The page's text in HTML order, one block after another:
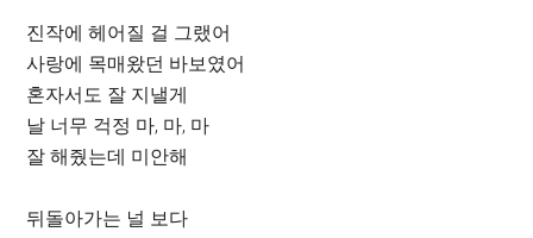
진작에 헤어질 걸 그랬어
사랑에 목매왔던 바보였어
혼자서도 잘 지낼게
날 너무 걱정 마, 마, 마
잘 해줬는데 미안해
뒤돌아가는 널 보다